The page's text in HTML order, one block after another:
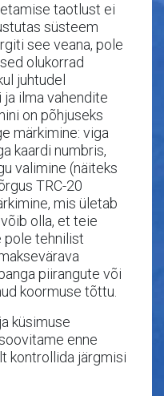
taotlust ei
süsteem
see veana, pole
olukorrad
juhtudel
ja ilma vahendite
on põhjuseks
märkimine: viga
kaardi numbris,
valimine (näiteks
TRC-20
mis ületab
olla, et teie
pole tehnilist
piirangute või
koormuse tõttu.
küsimuse
enne
kontrollida järgmisi